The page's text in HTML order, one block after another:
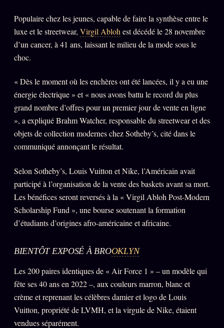
Mécène
Témoignages
Bienvenue nouveau membre
Manifeste pricing
Se connecter
z/S SYSTEMS 2026
BRAINS MODELS2017
GENERIC ARCHITECTS
SMK Manifeste
Gossip Manifeste
Gossip Pacte
Infofiction
Prophétie confirmée
Populaire chez les jeunes, capable de faire la synthèse entre le
luxe et le streetwear, Virgil Abloh est décédé le 28 novembre
d’un cancer, à 41 ans, laissant le milieu de la mode sous le
choc.
« Dès le moment où les enchères ont été lancées, il y a eu une
énergie électrique » et « nous avons battu le record du plus
grand nombre d’offres pour un premier jour de vente en ligne
», a expliqué Brahm Watcher, responsable du streetwear et des
objets de collection modernes chez Sotheby’s, cité dans le
communiqué annonçant le résultat.
Selon Sotheby’s, Louis Vuitton et Nike, l’Américain avait
participé à l’organisation de la vente des baskets avant sa mort.
Les bénéfices seront reversés à la « Virgil Abloh Post-Modern
Scholarship Fund », une bourse soutenant la formation
d’étudiants d’origines afro-américaine et africaine.
BIENTÔT EXPOSÉ À BROOKLYN
Les 200 paires identiques de « Air Force 1 » – un modèle qui
fête ses 40 ans en 2022 –, aux couleurs marron, blanc et
crème et reprenant les célèbres damier et logo de Louis
Vuitton, propriété de LVMH, et la virgule de Nike, étaient
vendues séparément.